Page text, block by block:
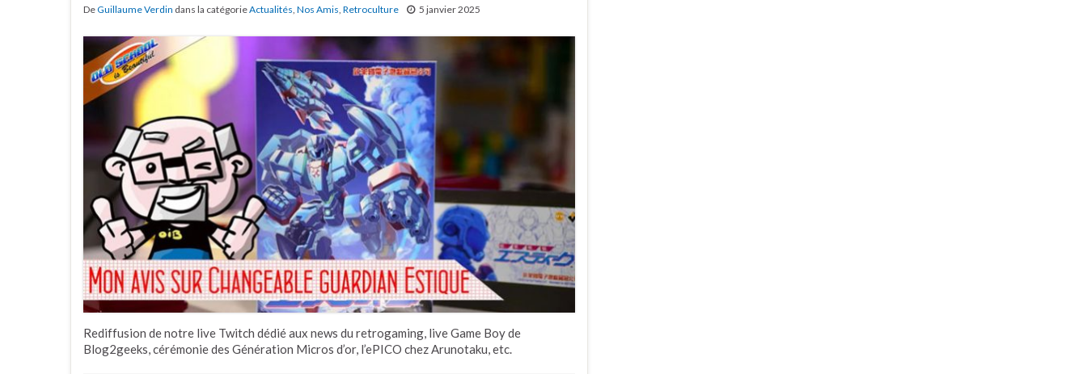
DeGuillaume Verdin dans la catégorieActualités, Nos Amis, Retroculture 5 janvier 2025
Rediffusion de notre live Twitch dédié aux news du retrogaming, live Game Boy de
Blog2geeks, cérémonie des Génération Micros d’or, l’ePICO chez Arunotaku, etc.